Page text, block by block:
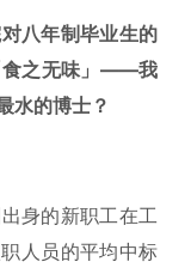
八年制毕业生的
食之无味」——我
水的博士？
身的新职工在工
人员的平均中标